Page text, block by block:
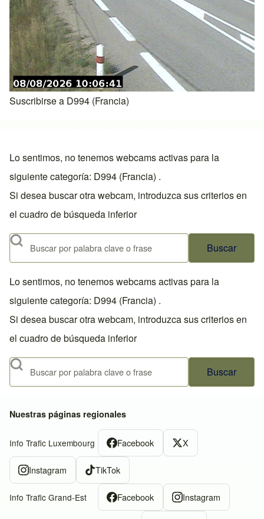
Suscribirse a D994 (Francia)
Lo sentimos, no tenemos webcams activas para la
siguiente categoría: D994 (Francia) .
Si desea buscar otra webcam, introduzca sus criterios en
el cuadro de búsqueda inferior
Buscar
Lo sentimos, no tenemos webcams activas para la
siguiente categoría: D994 (Francia) .
Si desea buscar otra webcam, introduzca sus criterios en
el cuadro de búsqueda inferior
Buscar
Nuestras páginas regionales
Info Trafic Luxembourg Facebook X
Instagram TikTok
Info Trafic Grand-Est Facebook Instagram